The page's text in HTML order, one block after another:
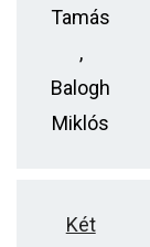
Tamás
,
Balogh
Miklós
Két